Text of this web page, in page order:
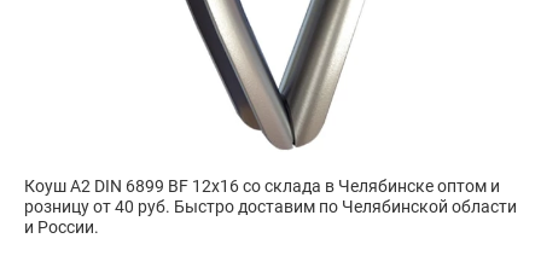
Коуш А2 DIN 6899 BF 12х16 со склада в Челябинске оптом и
розницу от 40 руб. Быстро доставим по Челябинской области
и России.